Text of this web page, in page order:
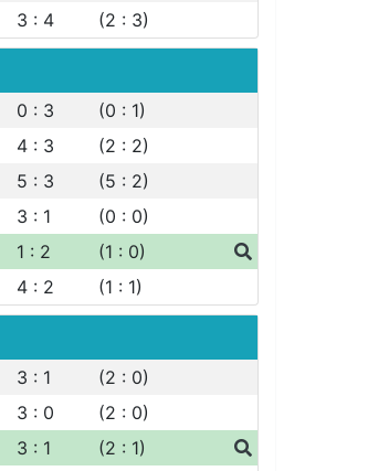
3 : 4 (2 : 3)
0 : 3
(0 : 1)
4 : 3
(2 : 2)
5 : 3
(5 : 2)
3 : 1
(0 : 0)
1 : 2
(1 : 0)
4 : 2 (1 : 1)
3 : 1
(2 : 0)
3 : 0
(2 : 0)
3 : 1
(2 : 1)